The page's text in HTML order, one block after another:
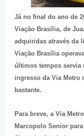
Já no final do ano de
Viação Brasília, de
adquiridas através da
Viação Brasília
últimos tempos servia
ingresso da Via Metro
bastante.
Para breve, a Via
Marcopolo Senior